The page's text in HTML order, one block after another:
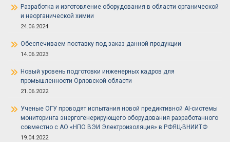
Разработка и изготовление оборудования в области органической
и неорганической химии
24.06.2024
Обеспечиваем поставку под заказ данной продукции
14.06.2023
Новый уровень подготовки инженерных кадров для
промышленности Орловской области
21.06.2022
Ученые ОГУ проводят испытания новой предиктивной AI-системы
мониторинга энергогенерирующего оборудования разработанного
совместно с АО «НПО ВЭИ Электроизоляция» в РФЯЦ-ВНИИТФ
19.04.2022